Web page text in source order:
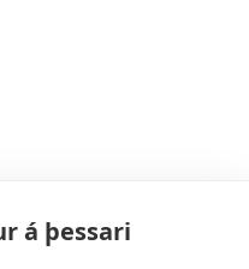
á þessari